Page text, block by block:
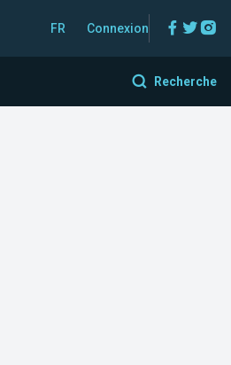
FR Connexion
Recherche